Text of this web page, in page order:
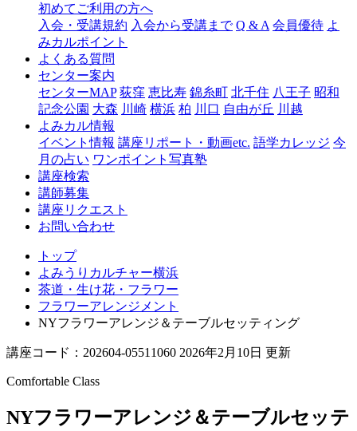
ャ
浜
初めてご利用の方へ
入会・受講規約 入会から受講まで Q & A 会員優待 よ
みカルポイント
よくある質問
センター案内
センターMAP 荻窪 恵比寿 錦糸町 北千住 八王子 昭和
記念公園 大森 川崎 横浜 柏 川口 自由が丘 川越
よみカル情報
イベント情報 講座リポート・動画etc. 語学カレッジ 今
月の占い ワンポイント写真塾
講座検索
講師募集
講座リクエスト
お問い合わせ
トップ
よみうりカルチャー横浜
茶道・生け花・フラワー
フラワーアレンジメント
NYフラワーアレンジ＆テーブルセッティング
講座コード：202604-05511060 2026年2月10日 更新
Comfortable Class
NYフラワーアレンジ＆テーブルセッテ